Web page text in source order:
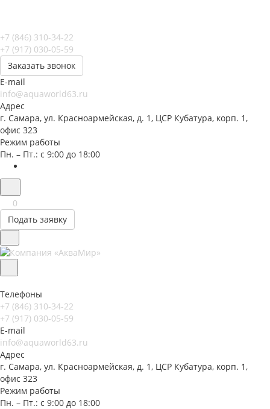
+7 (846) 310-34-22
+7 (917) 030-05-59
Заказать звонок
E-mail
info@aquaworld63.ru
Адрес
г. Самара, ул. Красноармейская, д. 1, ЦСР Кубатура, корп. 1,
офис 323
Режим работы
Пн. – Пт.: с 9:00 до 18:00
0
Подать заявку
Телефоны
+7 (846) 310-34-22
+7 (917) 030-05-59
E-mail
info@aquaworld63.ru
Адрес
г. Самара, ул. Красноармейская, д. 1, ЦСР Кубатура, корп. 1,
офис 323
Режим работы
Пн. – Пт.: с 9:00 до 18:00